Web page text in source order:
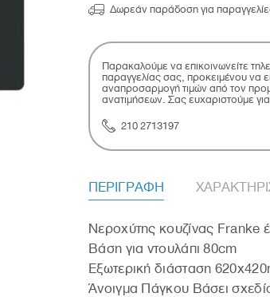
 Δωρεάν παράδοση για
Παρακαλούμε να επικοινωνείτε
παραγγελίας σας, προκειμένου να
αναπροσαρμογή τιμών από τον
ανατιμήσεων. Σας ευχαριστούμε
210 2713197
ΠΕΡΙΓΡΑΦΗ
Νεροχύτης κουζίνας Franke
Βάση για ντουλάπι 80cm
Εξωτερική διάσταση
Άνοιγμα Πάγκου Βάσει